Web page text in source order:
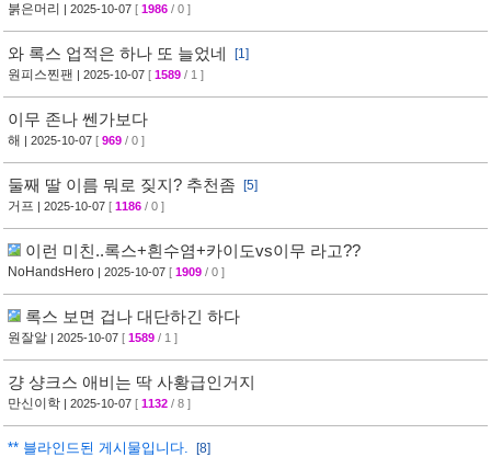
붉은머리
| 2025-10-07 [ 1986 / 0 ]
와 록스 업적은 하나 또 늘었네
[1]
원피스찐팬 | 2025-10-07 [ 1589 / 1 ]
이무 존나 쎈가보다
해 | 2025-10-07 [ 969 / 0 ]
둘째 딸 이름 뭐로 짖지? 추천좀
[5]
거프 | 2025-10-07 [ 1186 / 0 ]
이런 미친..록스+흰수염+카이도vs이무 라고??
NoHandsHero | 2025-10-07 [ 1909 / 0 ]
록스 보면 겁나 대단하긴 하다
원잘알 | 2025-10-07 [ 1589 / 1 ]
걍 샹크스 애비는 딱 사황급인거지
만신이학 | 2025-10-07 [ 1132 / 8 ]
** 블라인드된 게시물입니다.
[8]